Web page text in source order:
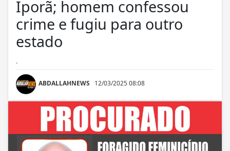
Iporã; homem confessou
crime e fugiu para outro
estado
.
ABDALLAHNEWS 12/03/2025 08:08